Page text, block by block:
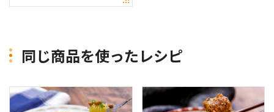
同じ商品を使ったレシピ